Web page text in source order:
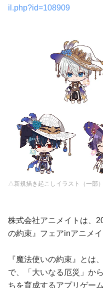
il.php?id=108909
△新規描き起こしイラスト（一部）
株式会社アニメイトは、
の約束』フェアinアニメ
『魔法使いの約束』とは
で、「大いなる厄災」か
ちを育成するアプリゲー